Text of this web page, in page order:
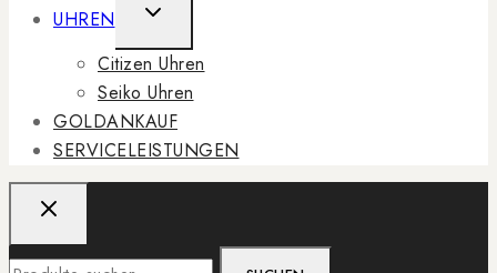
UHREN
TOGGLE
CHILD
MENU
Citizen Uhren
Seiko Uhren
GOLDANKAUF
SERVICELEISTUNGEN
Suchen